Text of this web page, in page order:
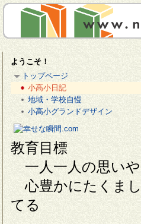
ようこそ！
トップページ
小高小日記
地域・学校自慢
小高小グランドデザイン
教育目標
一人一人の思い
心豊かにたくま
てる